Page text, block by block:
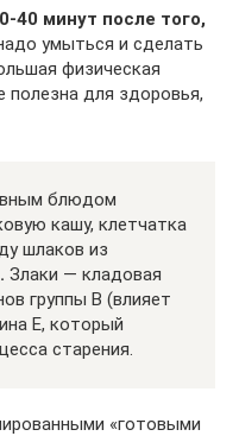
40 минут после того,
умыться и сделать
физическая
полезна для здоровья,
блюдом
кашу, клетчатка
шлаков из
. Злаки — кладовая
группы В (влияет
Е, который
старения.
«готовыми